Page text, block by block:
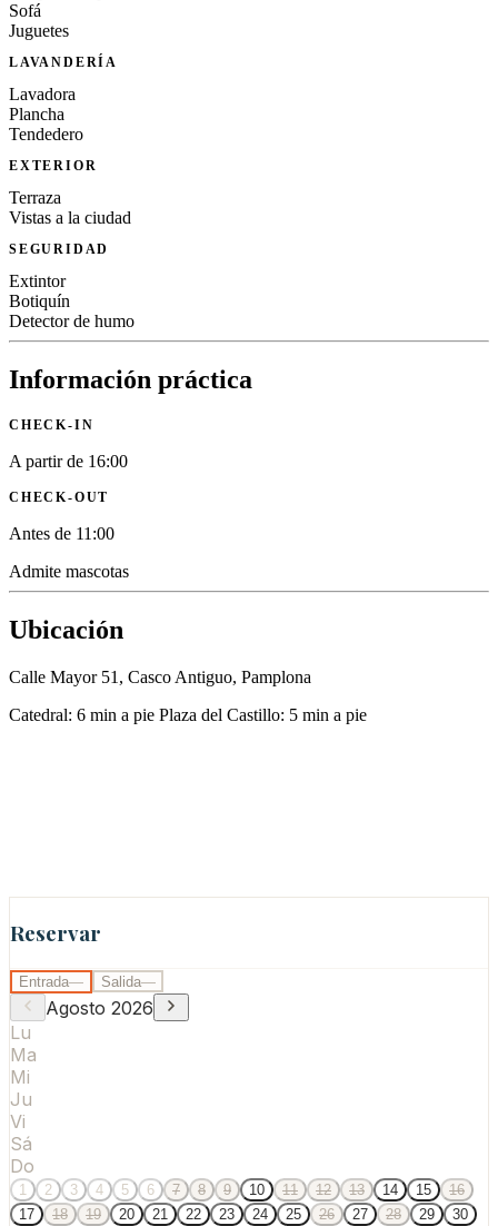
Sofá
Juguetes
LAVANDERÍA
Lavadora
Plancha
Tendedero
EXTERIOR
Terraza
Vistas a la ciudad
SEGURIDAD
Extintor
Botiquín
Detector de humo
Información práctica
CHECK-IN
A partir de 16:00
CHECK-OUT
Antes de 11:00
Admite mascotas
Ubicación
Calle Mayor 51, Casco Antiguo, Pamplona
Catedral: 6 min a pie Plaza del Castillo: 5 min a pie
Reservar
Entrada— Salida—
Agosto 2026
Lu
Ma
Mi
Ju
Vi
Sá
Do
1 2 3 4 5 6 7 8 9 10 11 12 13 14 15
16
17
18 19 20 21 22 23 24 25 26 27 28 29
30